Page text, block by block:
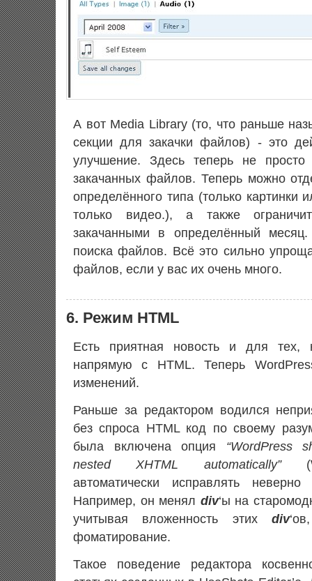
А вот Media Library (то, что раньше
секции для закачки файлов) - это
улучшение. Здесь теперь не просто
закачанных файлов. Теперь можно
определённого типа (только картинки
только видео.), а также
закачанными в определённый
поиска файлов. Всё это сильно
файлов, если у вас их очень много.
6. Режим HTML
Есть приятная новость и для тех,
напрямую с HTML. Теперь
изменений.
Раньше за редактором водился
без спроса HTML код по своему
была включена опция “WordPress
nested XHTML automatically”
автоматически исправлять
Например, он менял div‘ы на
учитывая вложенность этих div
фоматирование.
Такое поведение редактора